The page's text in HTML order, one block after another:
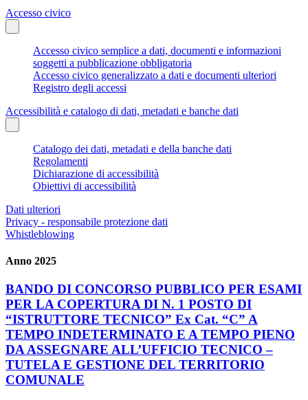
Accesso civico
Accesso civico semplice a dati, documenti e informazioni
soggetti a pubblicazione obbligatoria
Accesso civico generalizzato a dati e documenti ulteriori
Registro degli accessi
Accessibilità e catalogo di dati, metadati e banche dati
Catalogo dei dati, metadati e della banche dati
Regolamenti
Dichiarazione di accessibilità
Obiettivi di accessibilità
Dati ulteriori
Privacy - responsabile protezione dati
Whistleblowing
Anno 2025
BANDO DI CONCORSO PUBBLICO PER ESAMI
PER LA COPERTURA DI N. 1 POSTO DI
“ISTRUTTORE TECNICO” Ex Cat. “C” A
TEMPO INDETERMINATO E A TEMPO PIENO
DA ASSEGNARE ALL’UFFICIO TECNICO –
TUTELA E GESTIONE DEL TERRITORIO
COMUNALE